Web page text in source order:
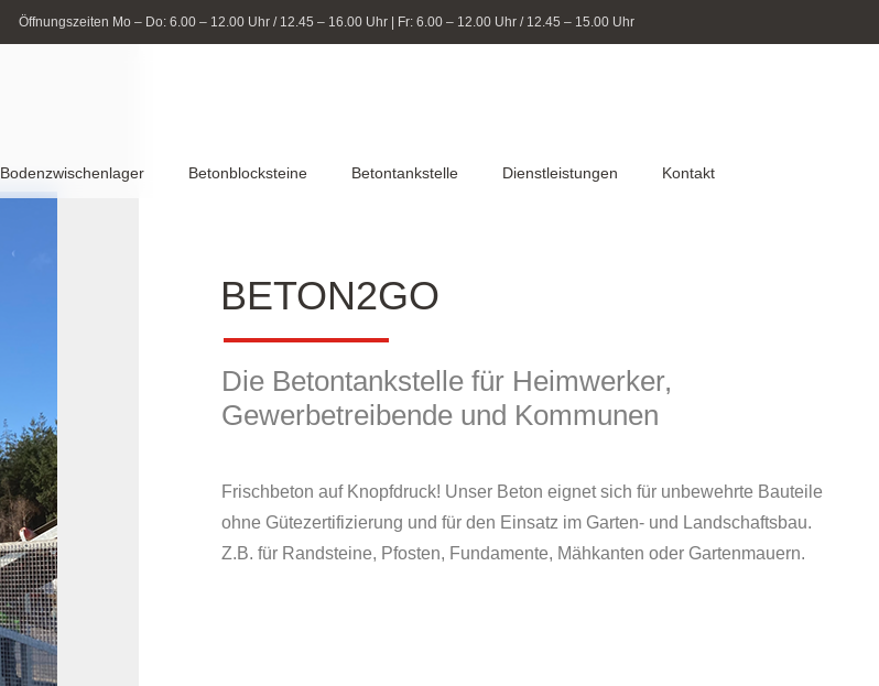
Öffnungszeiten Mo – Do: 6.00 – 12.00 Uhr / 12.45 – 16.00 Uhr | Fr: 6.00 – 12.00 Uhr / 12.45 – 15.00 Uhr
Bodenzwischenlager Betonblocksteine Betontankstelle Dienstleistungen Kontakt
BETON2GO
Die Betontankstelle für Heimwerker,
Gewerbe­trei­bende und Kommunen
Frischbeton auf Knopfdruck! Unser Beton eignet sich für unbewehrte Bauteile
ohne Gütezertifizierung und für den Einsatz im Garten- und Landschaftsbau.
Z.B. für Randsteine, Pfosten, Fundamente, Mähkanten oder Gartenmauern.